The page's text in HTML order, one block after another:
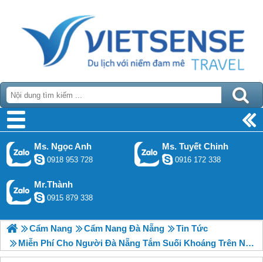
Ms. Ngọc Anh
0918 953 728
Ms. Tuyết Chinh
0916 172 338
Mr.Thành
0915 879 338
Cẩm Nang Cẩm Nang Đà Nẵng
Tin Tức
Miễn Phí Cho Người Đà Nẵng Tắm Suối Khoáng Trên Núi Thần Tài